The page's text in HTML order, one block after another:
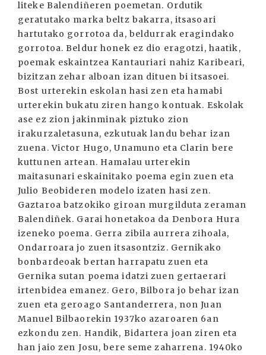
liteke Balendiñeren poemetan. Ordutik
geratutako marka beltz bakarra, itsasoari
hartutako gorrotoa da, beldurrak eragindako
gorrotoa. Beldur honek ez dio eragotzi, haatik,
poemak eskaintzea Kantauriari nahiz Karibeari,
bizitzan zehar alboan izan dituen bi itsasoei.
Bost urterekin eskolan hasi zen eta hamabi
urterekin bukatu ziren hango kontuak. Eskolak
ase ez zion jakinminak piztuko zion
irakurzaletasuna, ezkutuak landu behar izan
zuena. Victor Hugo, Unamuno eta Clarin bere
kuttunen artean. Hamalau urterekin
maitasunari eskainitako poema egin zuen eta
Julio Beobideren modelo izaten hasi zen.
Gaztaroa batzokiko giroan murgilduta zeraman
Balendiñek. Garai honetakoa da Denbora Hura
izeneko poema. Gerra zibila aurrera zihoala,
Ondarroara jo zuen itsasontziz. Gernikako
bonbardeoak bertan harrapatu zuen eta
Gernika sutan poema idatzi zuen gertaerari
irtenbidea emanez. Gero, Bilbora jo behar izan
zuen eta geroago Santanderrera, non Juan
Manuel Bilbaorekin 1937ko azaroaren 6an
ezkondu zen. Handik, Bidartera joan ziren eta
han jaio zen Josu, bere seme zaharrena. 1940ko